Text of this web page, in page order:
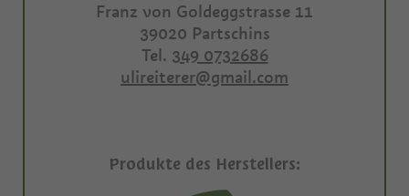
Franz von Goldeggstrasse 11
39020 Partschins
Tel. 349 0732686
ulireiterer@gmail.com
Produkte des Herstellers: